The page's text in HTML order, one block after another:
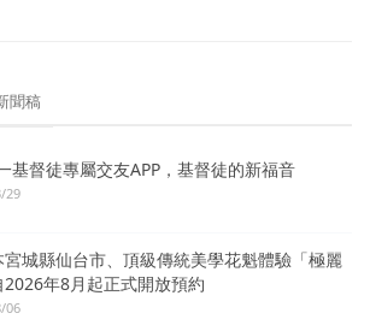
聞稿
基督徒專屬交友APP，基督徒的新福音
29
城縣仙台市、頂級傳統美學花魁體驗「極麗
年8月起正式開放預約
06